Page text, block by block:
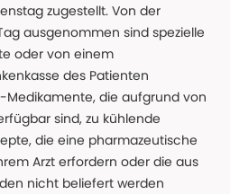
zugestellt. Von der
ausgenommen sind spezielle
oder von einem
des Patienten
die aufgrund von
sind, zu kühlende
die eine pharmazeutische
Arzt erfordern oder die aus
nicht beliefert werden